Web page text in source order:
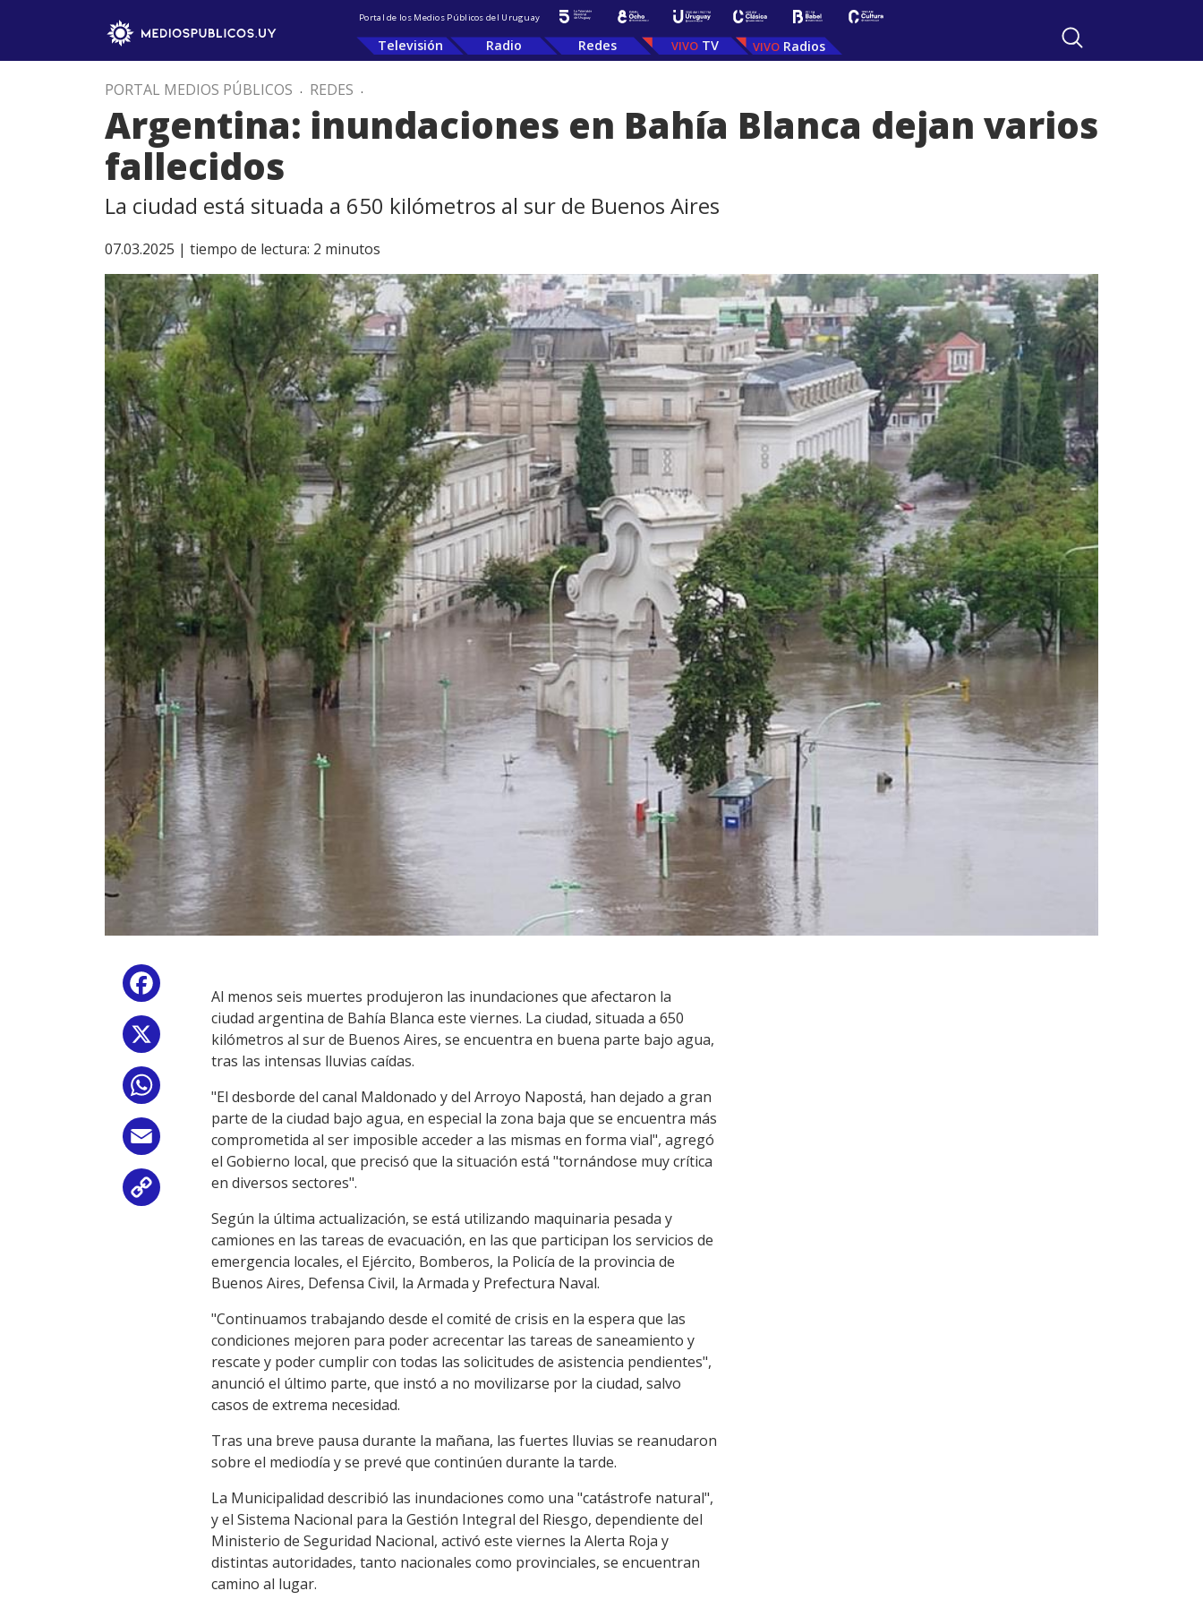
Portal de los Medios Públicos del Uruguay
Televisión Radio Redes TV Radios
PORTAL MEDIOS PÚBLICOS . REDES .
Argentina: inundaciones en Bahía Blanca dejan varios
fallecidos
La ciudad está situada a 650 kilómetros al sur de Buenos Aires
07.03.2025 | tiempo de lectura: 2 minutos
Facebook
WhatsApp
Al menos seis muertes produjeron las inundaciones que afectaron la
ciudad argentina de Bahía Blanca este viernes. La ciudad, situada a 650
kilómetros al sur de Buenos Aires, se encuentra en buena parte bajo agua,
tras las intensas lluvias caídas.
"El desborde del canal Maldonado y del Arroyo Napostá, han dejado a gran
parte de la ciudad bajo agua, en especial la zona baja que se encuentra más
comprometida al ser imposible acceder a las mismas en forma vial", agregó
el Gobierno local, que precisó que la situación está "tornándose muy crítica
en diversos sectores".
Según la última actualización, se está utilizando maquinaria pesada y
camiones en las tareas de evacuación, en las que participan los servicios de
emergencia locales, el Ejército, Bomberos, la Policía de la provincia de
Buenos Aires, Defensa Civil, la Armada y Prefectura Naval.
"Continuamos trabajando desde el comité de crisis en la espera que las
condiciones mejoren para poder acrecentar las tareas de saneamiento y
rescate y poder cumplir con todas las solicitudes de asistencia pendientes",
anunció el último parte, que instó a no movilizarse por la ciudad, salvo
casos de extrema necesidad.
Tras una breve pausa durante la mañana, las fuertes lluvias se reanudaron
sobre el mediodía y se prevé que continúen durante la tarde.
La Municipalidad describió las inundaciones como una "catástrofe natural",
y el Sistema Nacional para la Gestión Integral del Riesgo, dependiente del
Ministerio de Seguridad Nacional, activó este viernes la Alerta Roja y
distintas autoridades, tanto nacionales como provinciales, se encuentran
camino al lugar.